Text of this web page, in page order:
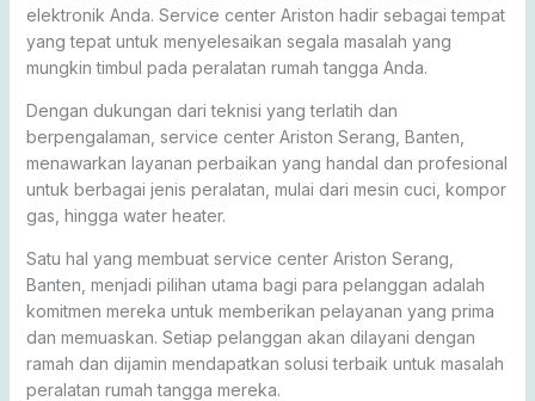
elektronik Anda. Service center Ariston hadir sebagai tempat
yang tepat untuk menyelesaikan segala masalah yang
mungkin timbul pada peralatan rumah tangga Anda.
Dengan dukungan dari teknisi yang terlatih dan
berpengalaman, service center Ariston Serang, Banten,
menawarkan layanan perbaikan yang handal dan profesional
untuk berbagai jenis peralatan, mulai dari mesin cuci, kompor
gas, hingga water heater.
Satu hal yang membuat service center Ariston Serang,
Banten, menjadi pilihan utama bagi para pelanggan adalah
komitmen mereka untuk memberikan pelayanan yang prima
dan memuaskan. Setiap pelanggan akan dilayani dengan
ramah dan dijamin mendapatkan solusi terbaik untuk masalah
peralatan rumah tangga mereka.